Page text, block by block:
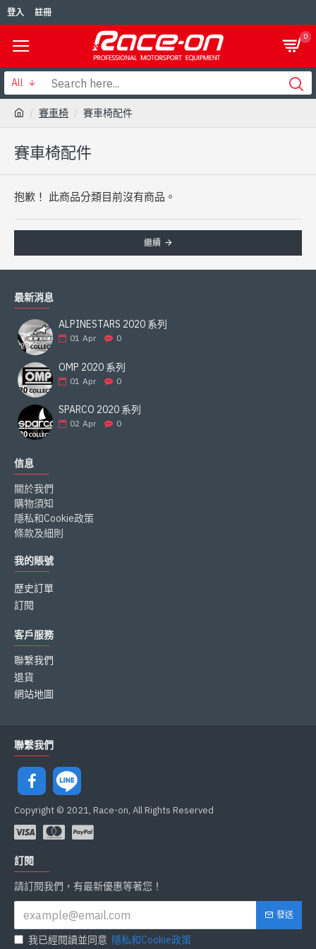
登入 註冊
0
All
賽車椅 賽車椅配件
賽車椅配件
抱歉！ 此商品分類目前沒有商品。
繼續
最新消息
ALPINESTARS 2020 系列
01 Apr 0
OMP 2020 系列
01 Apr 0
SPARCO 2020 系列
02 Apr 0
信息
關於我們
購物須知
隱私和Cookie政策
條款及細則
我的賬號
歷史訂單
訂閱
客戶服務
聯繫我們
退貨
網站地圖
聯繫我們
Copyright © 2021, Race-on, All Rights Reserved
訂閱
請訂閱我們，有最新優惠等著您！
發送
我已經閱讀並同意 隱私和Cookie政策